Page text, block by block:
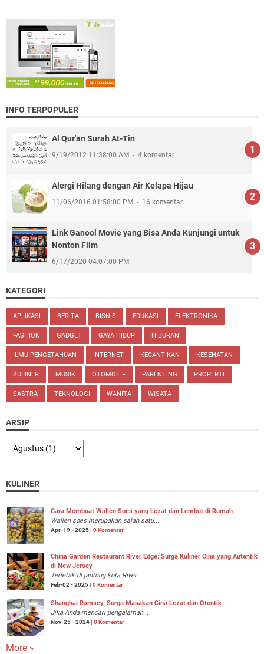
INFO TERPOPULER
Al Qur'an Surah At-Tin
9/19/2012 11:38:00 AM 4 komentar
Alergi Hilang dengan Air Kelapa Hijau
11/06/2016 01:58:00 PM 16 komentar
Link Ganool Movie yang Bisa Anda Kunjungi untuk
Nonton Film
6/17/2020 04:07:00 PM
KATEGORI
APLIKASI BERITA BISNIS EDUKASI ELEKTRONIKA
FASHION GADGET GAYA HIDUP HIBURAN
ILMU PENGETAHUAN INTERNET KECANTIKAN KESEHATAN
KULINER MUSIK OTOMOTIF PARENTING PROPERTI
SASTRA TEKNOLOGI WANITA WISATA
ARSIP
KULINER
Cara Membuat Wallen Soes yang Lezat dan Lembut di Rumah
Wallen soes merupakan salah satu...
Apr-19 - 2025 | 0 Komentar
China Garden Restaurant River Edge: Surga Kuliner Cina yang Autentik
di New Jersey
Terletak di jantung kota River...
Feb-02 - 2025 | 0 Komentar
Shanghai Ramsey, Surga Masakan Cina Lezat dan Otentik
Jika Anda mencari pengalaman...
Nov-25 - 2024 | 0 Komentar
More »